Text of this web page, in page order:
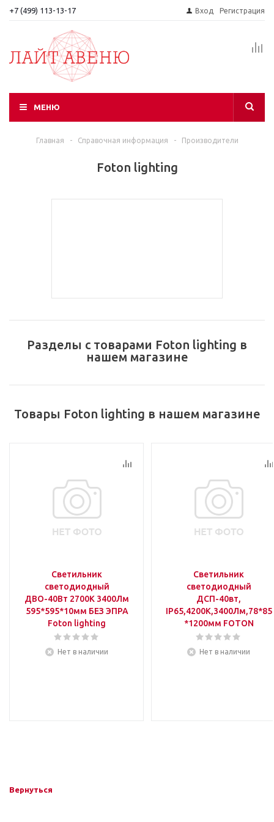
+7 (499) 113-13-17 Вход Регистрация
МЕНЮ
Главная - Справочная информация - Производители
Foton lighting
Разделы с товарами Foton lighting в
нашем магазине
Товары Foton lighting в нашем магазине
Светильник
светодиодный
ДВО-40Вт 2700K 3400Лм
595*595*10мм БЕЗ ЭПРА
Foton lighting
Нет в наличии
Светильник
светодиодный
ДСП-40вт,
IP65,4200К,3400Лм,78*85
*1200мм FOTON
Нет в наличии
Вернуться